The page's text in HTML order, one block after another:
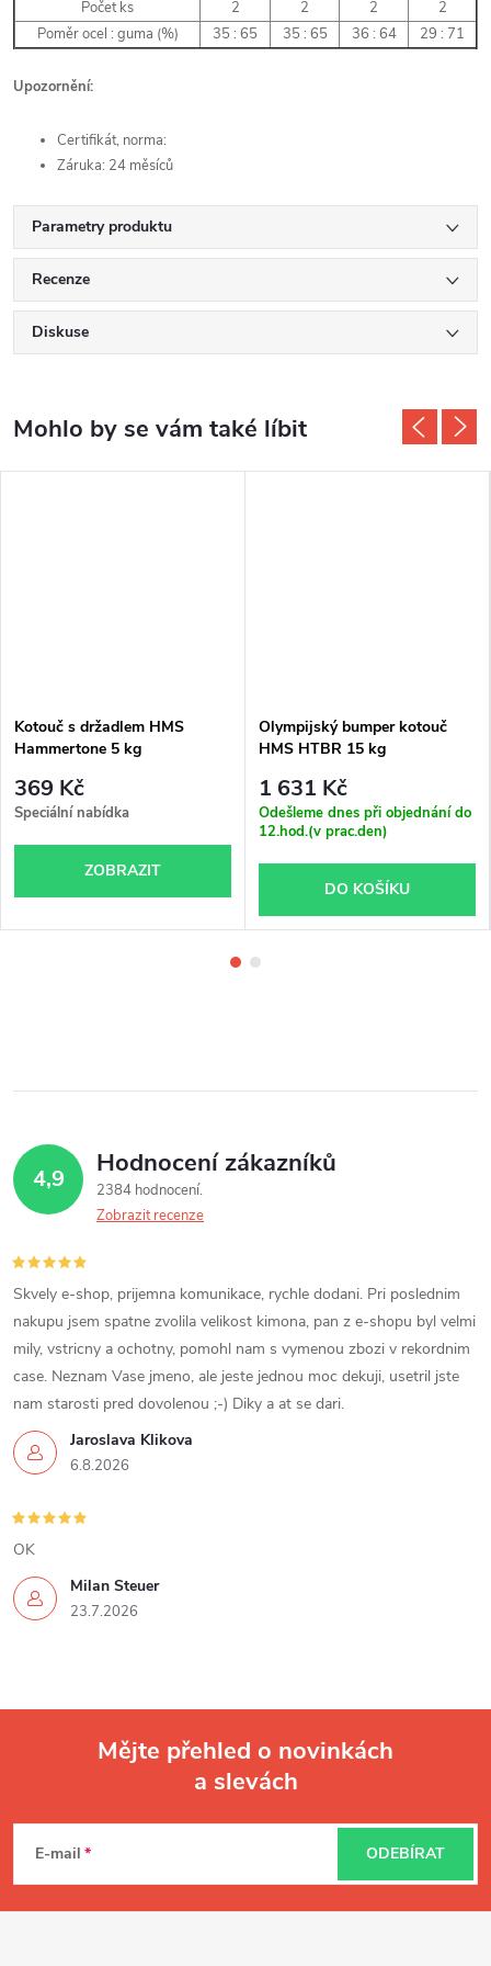
Počet ks 2 2 2
2
Poměr ocel : guma (%)
35 : 65 35 : 65 36 : 64 29 : 71
Upozornění:
Certifikát, norma:
Záruka: 24 měsíců
Parametry produktu
Recenze
Diskuse
Kotouč s držadlem HMS
Hammertone 5 kg
369 Kč
Speciální nabídka
ZOBRAZIT
Olympijský bumper kotouč
HMS HTBR 15 kg
1 631 Kč
Odešleme dnes při objednání do
12.hod.(v prac.den)
DO KOŠÍKU
4,9 Hodnocení zákazníků
2384 hodnocení
Zobrazit recenze
Jaroslava Klikova
6.8.2026
Skvely e-shop, prijemna komunikace, rychle dodani. Pri poslednim
nakupu jsem spatne zvolila velikost kimona, pan z e-shopu byl velmi
mily, vstricny a ochotny, pomohl nam s vymenou zbozi v rekordnim
case. Neznam Vase jmeno, ale jeste jednou moc dekuji, usetril jste
nam starosti pred dovolenou ;-) Diky a at se dari.
Milan Steuer
23.7.2026
OK
p
Mějte přehled o novinkách
a slevách
E-mail ODEBÍRAT